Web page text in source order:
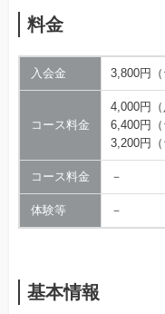
料金
入会金 3,800円（
コース料金
4,000円（
6,400円
3,200円（
コース料金 －
体験等 －
基本情報